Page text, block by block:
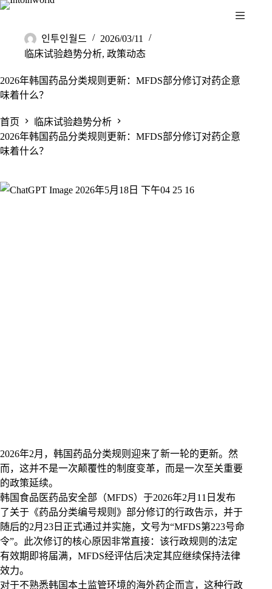
인투인월드
2026/03/11
临床试验趋势分析, 政策动态
2026年韩国药品分类规则更新：MFDS部分修订对药企意
味着什么？
首页
临床试验趋势分析
2026年韩国药品分类规则更新：MFDS部分修订对药企意
味着什么？
2026年2月，韩国药品分类规则迎来了新一轮的更新。然
而，这并不是一次颠覆性的制度变革，而是一次至关重要
的政策延续。
韩国食品医药品安全部（MFDS）于2026年2月11日发布
了关于《药品分类编号规则》部分修订的行政告示，并于
随后的2月23日正式通过并实施，文号为“MFDS第223号命
令”。此次修订的核心原因非常直接：该行政规则的法定
有效期即将届满，MFDS经评估后决定其应继续保持法律
效力。
对于不熟悉韩国本土监管环境的海外药企而言，这种行政